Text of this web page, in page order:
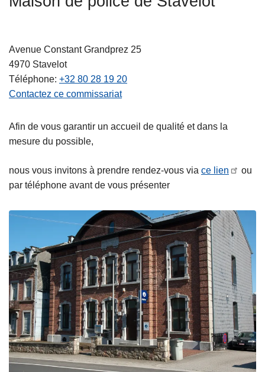
Avenue Constant Grandprez 25
4970 Stavelot
Téléphone +32 80 28 19 20
Contactez ce commissariat
Afin de vous garantir un accueil de qualité et dans la
mesure du possible,
nous vous invitons à prendre rendez-vous via ce lien
ou
par téléphone avant de vous présenter